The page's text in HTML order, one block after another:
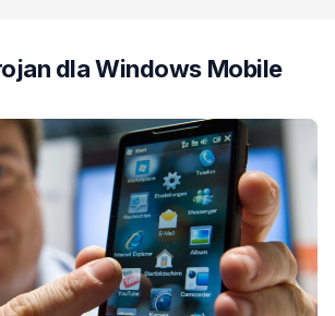
dla Windows Mobile